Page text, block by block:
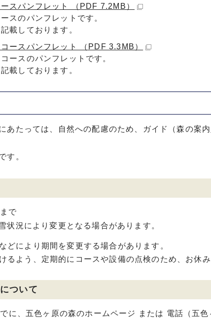
スパンフレット （PDF 7.2MB）
スのパンフレットです。
載しております。
ースパンフレット （PDF 3.3MB）
ースのパンフレットです。
載しております。
たっては、自然への配慮のため、ガイド（森の案
す。
で
況により変更となる場合があります。
どにより期間を変更する場合があります。
るよう、定期的にコースや設備の点検のため、お休み
ついて
に、五色ヶ原の森のホームページ または 電話（五色